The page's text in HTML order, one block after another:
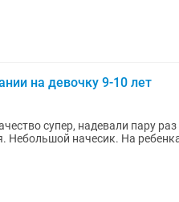
на девочку 9-10 лет
супер, надевали пару раз
Небольшой начесик. На